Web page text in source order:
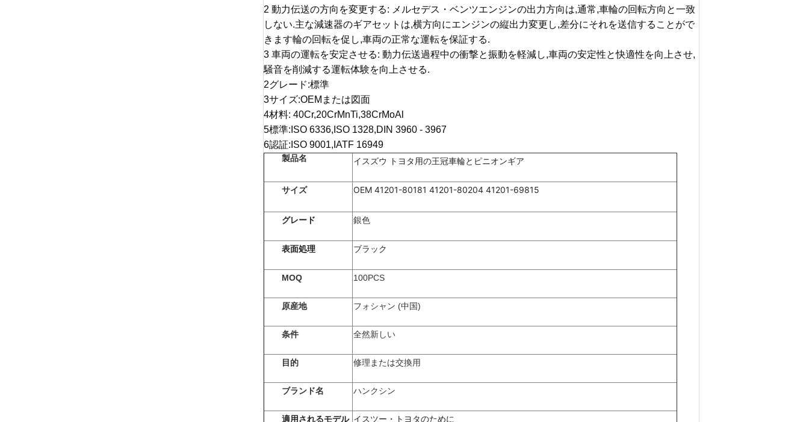
2 動力伝送の方向を変更する: メルセデス・ベンツエンジンの出力方向は,通常,車輪の回転方向と一致
しない.主な減速器のギアセットは,横方向にエンジンの縦出力変更し,差分にそれを送信することがで
きます輪の回転を促し,車両の正常な運転を保証する.
3 車両の運転を安定させる: 動力伝送過程中の衝撃と振動を軽減し,車両の安定性と快適性を向上させ,
騒音を削減する運転体験を向上させる.
2グレード:標準
3サイズ:OEMまたは図面
4材料: 40Cr,20CrMnTi,38CrMoAl
5標準:ISO 6336,ISO 1328,DIN 3960 - 3967
6認証:ISO 9001,IATF 16949
製品名 イスズウ トヨタ用の王冠車輪とピニオンギア
サイズ OEM 41201-80181 41201-80204 41201-69815
グレード 銀色
表面処理 ブラック
MOQ 100PCS
原産地 フォシャン (中国)
条件 全然新しい
目的 修理または交換用
ブランド名 ハンクシン
適用されるモデル イスツー・トヨタのために